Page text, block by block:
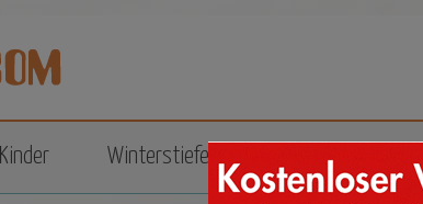
Kinder Winterstiefel Zubehör